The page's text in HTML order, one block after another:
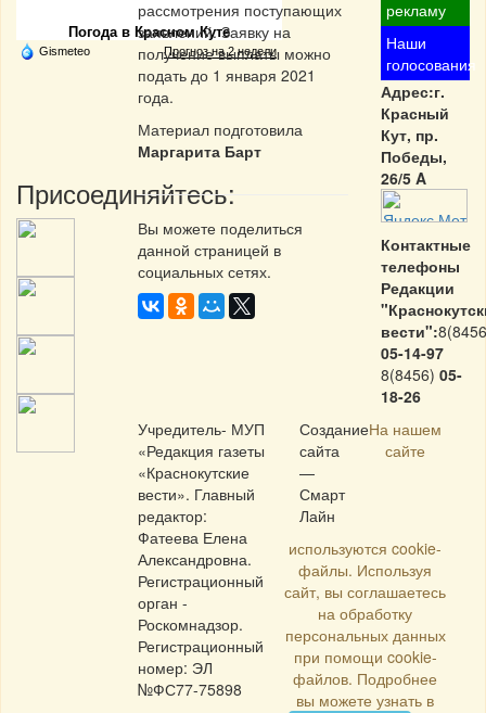
Погода в Красном Куте
Gismeteo Прогноз на 2 недели
Присоединяйтесь:
рассмотрения поступающих
заявлений. Заявку на
получение выплаты можно
подать до 1 января 2021
года.
Материал подготовила
Маргарита Барт
Вы можете поделиться
данной страницей в
социальных сетях.
рекламу
Наши
голосования
Адрес:г.
Красный
Кут, пр.
Победы,
26/5 A
Контактные
телефоны
Редакции
вести":
05-14-97
8(8456) 05-
18-26
Учредитель- МУП
«Редакция газеты
«Краснокутские
вести». Главный
редактор:
Фатеева Елена
Александровна.
Регистрационный
орган -
Роскомнадзор.
Регистрационный
номер: ЭЛ
№ФС77-75898
Создание
сайта
—
Смарт
Лайн
На нашем
сайте
используются cookie-
файлы. Используя
сайт, вы соглашаетесь
на обработку
персональных данных
при помощи cookie-
файлов. Подробнее
вы можете узнать в